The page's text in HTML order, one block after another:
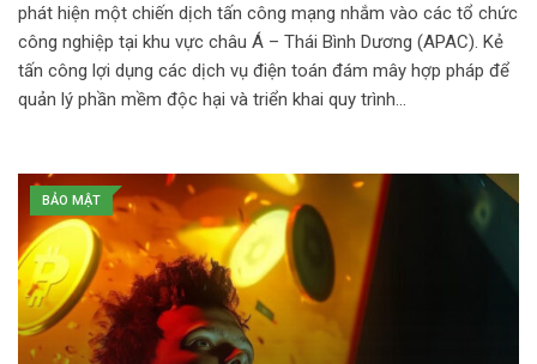
phát hiện một chiến dịch tấn công mạng nhắm vào các tổ chức
công nghiệp tại khu vực châu Á – Thái Bình Dương (APAC). Kẻ
tấn công lợi dụng các dịch vụ điện toán đám mây hợp pháp để
quản lý phần mềm độc hại và triển khai quy trình…
BẢO MẬT